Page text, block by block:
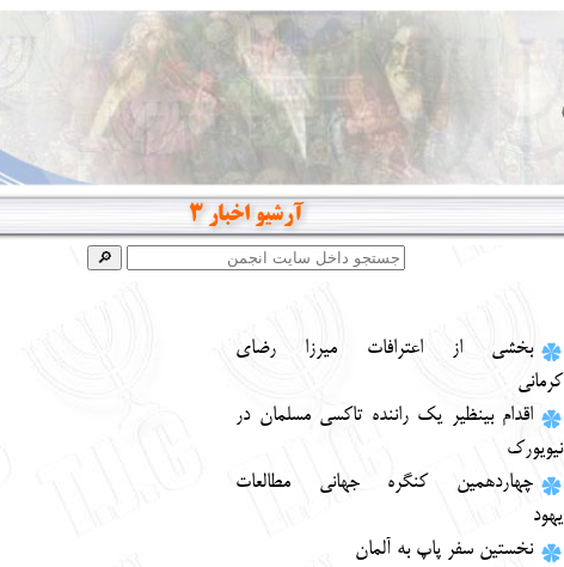
آرشيو اخبار 3
بخشي از اعترافات ميرزا رضاي
كرماني
اقدام بي‏نظير يك راننده تاكسي مسلمان در
نيويورك
چهاردهمين كنگره جهاني مطالعات
يهود
نخستين سفر پاپ به آلمان